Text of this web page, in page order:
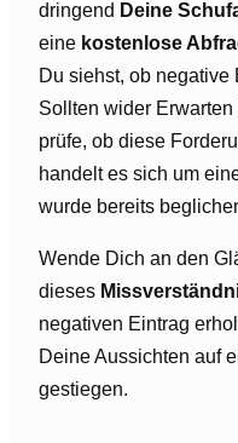
dringend Deine
eine kostenlose
Du siehst, ob negative
Sollten wider
prüfe, ob diese
handelt es sich um
wurde bereits
Wende Dich an den
dieses
negativen Eintrag
Deine Aussichten auf
gestiegen.